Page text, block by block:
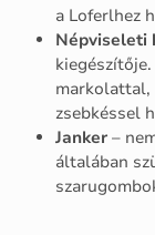
a Loferlhez
Népviseleti
markolattal,
zsebkéssel
Janker –
általában